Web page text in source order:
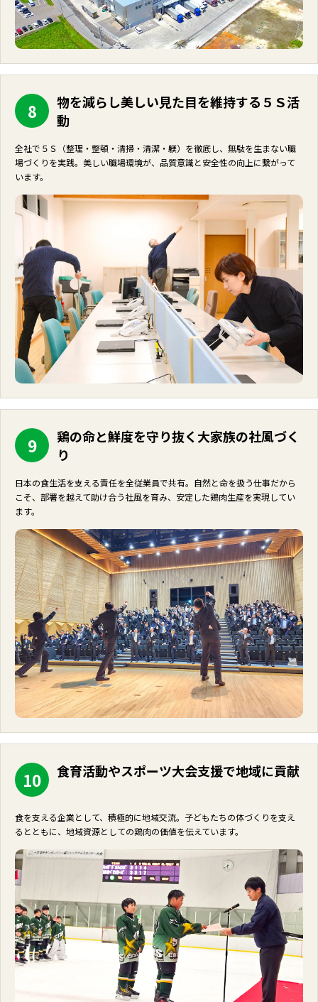
8
物を減らし美しい見た目を維持する５Ｓ活
動
全社で５Ｓ（整理・整頓・清掃・清潔・躾）を徹底し、無駄を生まない職
場づくりを実践。美しい職場環境が、品質意識と安全性の向上に繋がって
います。
9
鶏の命と鮮度を守り抜く大家族の社風づく
り
日本の食生活を支える責任を全従業員で共有。自然と命を扱う仕事だから
こそ、部署を越えて助け合う社風を育み、安定した鶏肉生産を実現してい
ます。
10 食育活動やスポーツ大会支援で地域に貢献
食を支える企業として、積極的に地域交流。子どもたちの体づくりを支え
るとともに、地域資源としての鶏肉の価値を伝えています。